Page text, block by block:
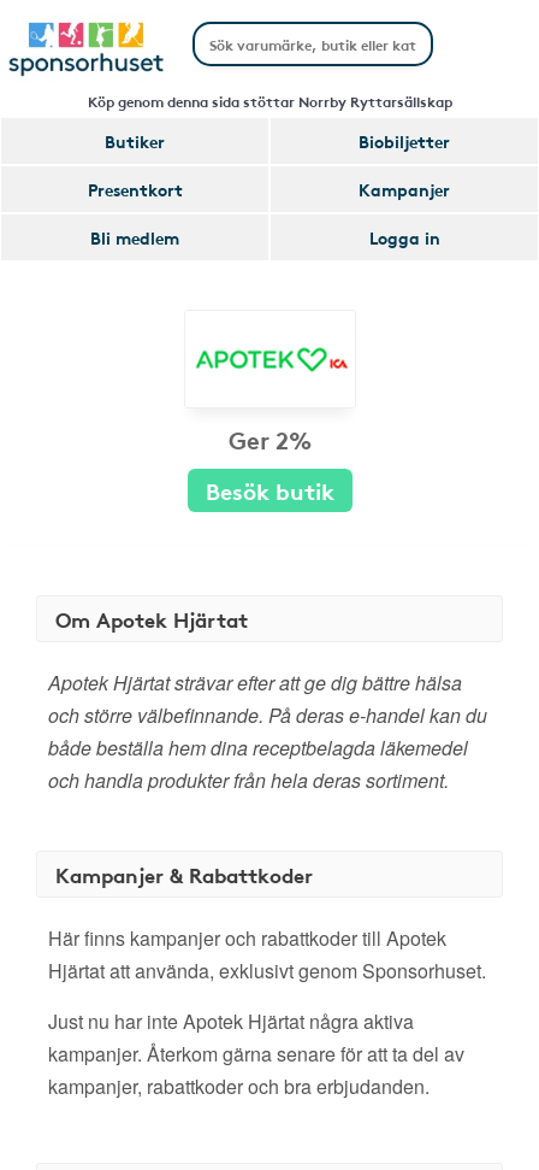
Köp genom denna sida stöttar Norrby Ryttarsällskap
Butiker
Biobiljetter
Presentkort
Kampanjer
Bli medlem
Logga in
Ger 2%
Besök butik
Om Apotek Hjärtat
Apotek Hjärtat strävar efter att ge dig bättre hälsa
och större välbefinnande. På deras e-handel kan du
både beställa hem dina receptbelagda läkemedel
och handla produkter från hela deras sortiment.
Kampanjer & Rabattkoder
Här finns kampanjer och rabattkoder till Apotek
Hjärtat att använda, exklusivt genom Sponsorhuset.
Just nu har inte Apotek Hjärtat några aktiva
kampanjer. Återkom gärna senare för att ta del av
kampanjer, rabattkoder och bra erbjudanden.